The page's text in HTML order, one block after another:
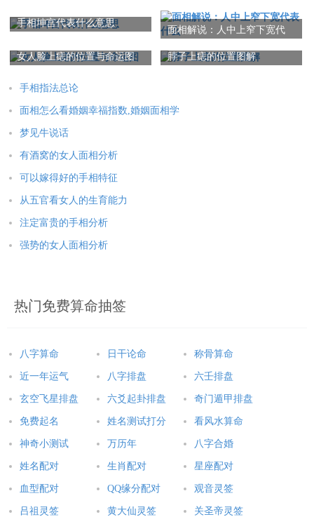
手相坤宫代表什么意思
面相解说：人中上窄下宽代
女人脸上痣的位置与命运图
脖子上痣的位置图解
手相指法总论
面相怎么看婚姻幸福指数,婚姻面相学
梦见牛说话
有酒窝的女人面相分析
可以嫁得好的手相特征
从五官看女人的生育能力
注定富贵的手相分析
强势的女人面相分析
热门免费算命抽签
八字算命 日干论命 称骨算命
近一年运气 八字排盘 六壬排盘
玄空飞星排盘 六爻起卦排盘 奇门遁甲排盘
免费起名 姓名测试打分 看风水算命
神奇小测试 万历年 八字合婚
姓名配对 生肖配对 星座配对
血型配对 QQ缘分配对 观音灵签
吕祖灵签 黄大仙灵签 关圣帝灵签